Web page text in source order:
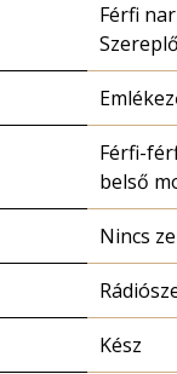
Férfi
Férfi-
belső
Nincs
Kész